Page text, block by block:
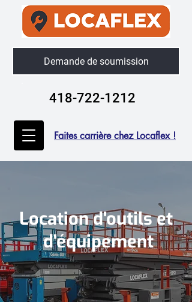
Demande de soumission
418-722-1212
Faites carrière chez Locaflex !
Location d'outils et
d'équipement